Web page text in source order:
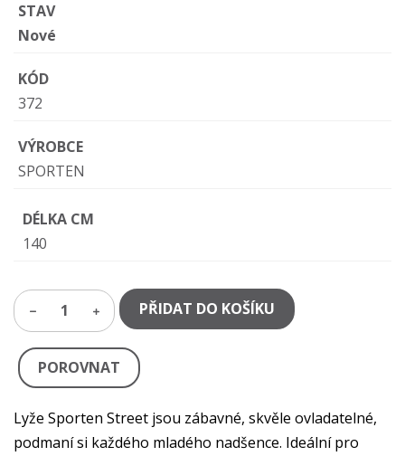
STAV
Nové
KÓD
372
VÝROBCE
SPORTEN
DÉLKA CM
140
1 PŘIDAT DO KOŠÍKU
POROVNAT
Lyže Sporten Street jsou zábavné, skvěle ovladatelné,
podmaní si každého mladého nadšence. Ideální pro